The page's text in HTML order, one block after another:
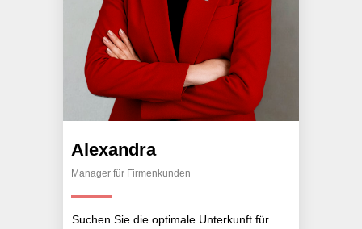
Manager für Firmenkunden
Alexandra
Suchen Sie die optimale Unterkunft für